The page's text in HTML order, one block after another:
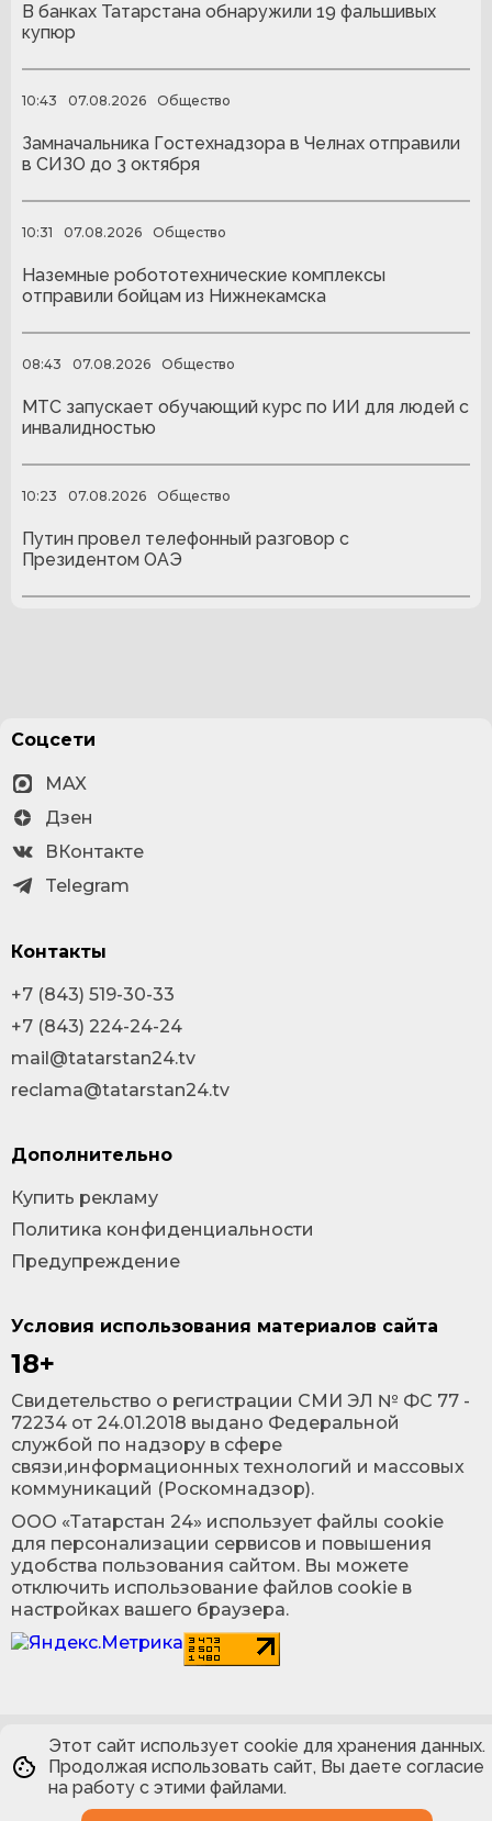
В банках Татарстана обнаружили 19 фальшивых
купюр
10:43 07.08.2026 Общество
Замначальника Гостехнадзора в Челнах отправили
в СИЗО до 3 октября
10:31 07.08.2026 Общество
Наземные робототехнические комплексы
отправили бойцам из Нижнекамска
08:43 07.08.2026 Общество
МТС запускает обучающий курс по ИИ для людей с
инвалидностью
10:23 07.08.2026 Общество
Путин провел телефонный разговор с
Президентом ОАЭ
Условия использования материалов сайта
18+
Cвидетельство о регистрации СМИ ЭЛ № ФС 77 -
72234 от 24.01.2018 выдано Федеральной
службой по надзору в сфере
связи,информационных технологий и массовых
коммуникаций (Роскомнадзор).
ООО «Татарстан 24» использует файлы cookie
для персонализации сервисов и повышения
удобства пользования сайтом. Вы можете
отключить использование файлов cookie в
настройках вашего браузера.
Соцсети
MAX
Дзен
ВКонтакте
Telegram
Контакты
+7 (843) 519-30-33
+7 (843) 224-24-24
mail@tatarstan24.tv
reclama@tatarstan24.tv
Дополнительно
Купить рекламу
Политика конфиденциальности
Предупреждение
Этот сайт использует cookie для хранения данных.
Продолжая использовать сайт, Вы даете согласие
на работу с этими файлами.